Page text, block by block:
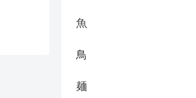
魚
鳥
麺